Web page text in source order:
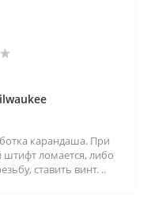
карандаша. При
ломается, либо
ставить винт. ..